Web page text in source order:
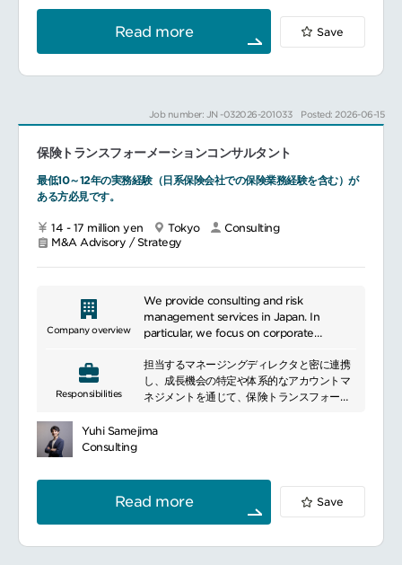
expertise, provides total support from
strategy formulation to implementation,
adding value to our clients\' businesses.
Read more Save
Job number: JN -032026-201033 Posted: 2026-06-15
保険トランスフォーメーションコンサルタント
最低10～12年の実務経験（日系保険会社での保険業務経験を含む）が
ある方必見です。
14 - 17 million yen Tokyo
Consulting
M&A Advisory / Strategy
Company overview
We provide consulting and risk
management services in Japan. In
particular, we focus on corporate
auditing, and technology risk
management. Our consultants, with their
specialized knowledge and extensive
help companies solve problems and
internal controls and regulatory
compliance, helping companies improve
their credibility and transparency.
Furthermore, we offer advanced
Responsibilities
担当するマネージングディレクタと密に連携
し、成長機会の特定や体系的なアカウントマ
ネジメントを通じて、保険トランスフォーメ
行を担う
ルダーとの重要な窓口として関係性を構築し
ながら、長期的なパートナーシップにつなが
る高付加価値なサービスを提供する
保険業務プロセス、デジタルトランスフォー
Yuhi Samejima
Consulting
Read more Save